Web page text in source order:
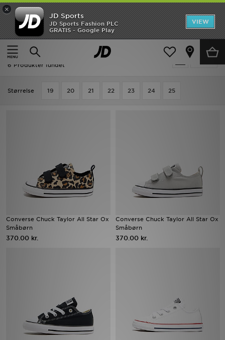
×
JD Sports
JD Sports Fashion PLC
GRATIS - Google Play
VIEW
Hjem
Børn Babysko (Størrelse 15-27) Canvas & Plimsolls
Børn - Canvas & Plimsolls
6 Produkter fundet
Størrelse 19 20 21 22 23 24 25
Converse Chuck Taylor All Star Ox
Småbørn
370.00 kr.
Converse Chuck Taylor All Star Ox
Småbørn
370.00 kr.
Hjem
Udsalg
Nyheder
Sport
Hjælp & information